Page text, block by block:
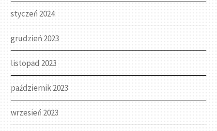
styczeń 2024
grudzień 2023
listopad 2023
październik 2023
wrzesień 2023